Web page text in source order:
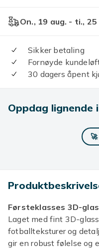
On., 19 aug. - ti., 25
Sikker betaling
Fornøyde
30 dagers åpent
Oppdag lignende i
Førsteklasses 3D-
Laget med fint 3D-
fotballteksturer og
gir en robust følelse og